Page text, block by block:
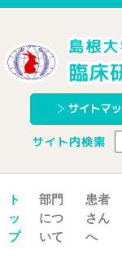
こ
ー
ジ
ト
ッ
プ
部門
につ
いて
患者
さん
へ